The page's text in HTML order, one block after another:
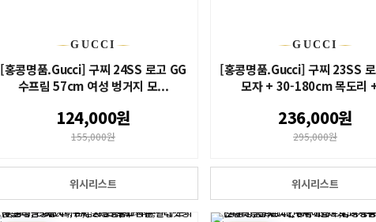
GUCCI
[홍콩명품.Gucci] 구찌 24SS 로고 GG
수프림 57cm 여성 벙거지 모...
124,000원
155,000원
위시리스트
GUCCI
[홍콩명품.Gucci] 구찌 23SS
모자 + 30-180cm 목도리
236,000원
295,000원
위시리스트